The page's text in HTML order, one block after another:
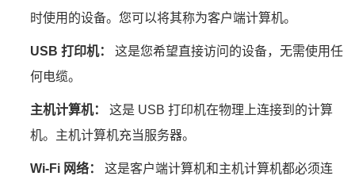
时使用的设备。您可以将其称为客户端计算机。
USB 打印机：
这是您希望直接访问的设备，无需使用任
何电缆。
主机计算机：
这是 USB 打印机在物理上连接到的计算
机。主机计算机充当服务器。
Wi‑Fi 网络： 这是客户端计算机和主机计算机都必须连